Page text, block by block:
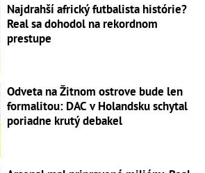
Najdrahší africký futbalista histórie?
Real sa dohodol na rekordnom
prestupe
Odveta na Žitnom ostrove bude len
formalitou: DAC v Holandsku schytal
poriadne krutý debakel